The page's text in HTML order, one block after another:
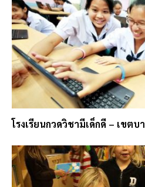
โรงเรียนกวดวิชามีเด็กดี – เขต